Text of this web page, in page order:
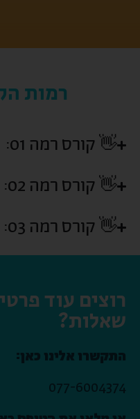
רמות
👋 קורס רמה 01:
👋 קורס רמה 02:
👋 קורס רמה 03:
רוצים עוד
שאלות?
התקשרו אלינו כאן:
077-6004374